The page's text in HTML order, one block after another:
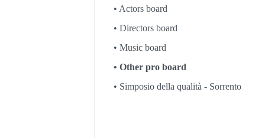
Actors board
Directors board
Music board
Other pro board
Simposio della qualità - Sorrento